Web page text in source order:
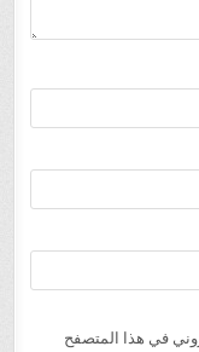
في هذا المتصفح